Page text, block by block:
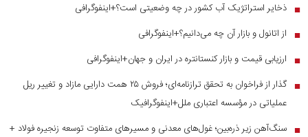
■ ذخایر استراتژیک آب کشور در چه وضعیتی است؟+اینفوگرافی
■ از اتانول و بازار آن چه می‌دانیم؟+اینفوگرافی
■ ارزیابی قیمت و بازار کنستانتره در ایران و جهان+اینفوگرافی
■
گذار از فراخوان به تحقق ترازنامه‌ای؛ فروش ۲۵ همت دارایی مازاد و تغییر ریل
عملیاتی در مؤسسه اعتباری ملل+اینفوگرافیک
■ سنگ‌آهن زیر ذره‌بین؛ غول‌های معدنی و مسیر‌های متفاوت توسعه زنجیره فولاد +